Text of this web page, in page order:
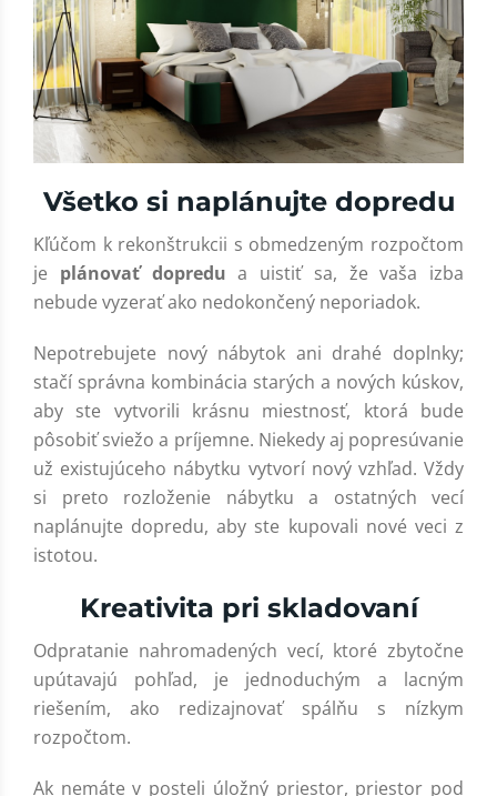
Všetko si naplánujte dopredu
Kľúčom k rekonštrukcii s obmedzeným rozpočtom
je plánovať dopredu a uistiť sa, že vaša izba
nebude vyzerať ako nedokončený neporiadok.
Nepotrebujete nový nábytok ani drahé doplnky;
stačí správna kombinácia starých a nových kúskov,
aby ste vytvorili krásnu miestnosť, ktorá bude
pôsobiť sviežo a príjemne. Niekedy aj popresúvanie
už existujúceho nábytku vytvorí nový vzhľad. Vždy
si preto rozloženie nábytku a ostatných vecí
naplánujte dopredu, aby ste kupovali nové veci z
istotou.
Kreativita pri skladovaní
Odpratanie nahromadených vecí, ktoré zbytočne
upútavajú pohľad, je jednoduchým a lacným
riešením, ako redizajnovať spálňu s nízkym
rozpočtom.
Ak nemáte v posteli úložný priestor, priestor pod